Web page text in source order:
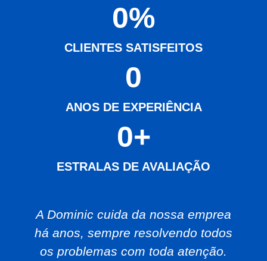
CLIENTES SATISFEITOS
0%
ANOS DE EXPERIÊNCIA
0
ESTRALAS DE AVALIAÇÃO
0+
A Dominic cuida da nossa emprea
há anos, sempre resolvendo todos
os problemas com toda atenção.